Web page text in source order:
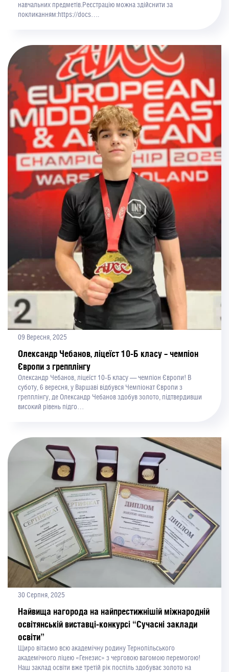
навчальних предметів.Реєстрацію можна здійснити за
покликанням:https://docs….
09 Вересня, 2025
Олександр Чебанов, ліцеїст 10-Б класу – чемпіон
Європи з грепплінгу
Олександр Чебанов, ліцеїст 10-Б класу — чемпіон Європи! В
суботу, 6 вересня, у Варшаві відбувся Чемпіонат Європи з
грепплінгу, де Олександр Чебанов здобув золото, підтвердивши
високий рівень підго…
30 Серпня, 2025
Найвища нагорода на найпрестижнішій міжнародній
освітянській виставці-конкурсі “Сучасні заклади
освіти”
Щиро вітаємо всю академічну родину Тернопільського
академічного ліцею «Генезис» з черговою вагомою перемогою!
Наш заклад освіти вже третій рік поспіль здобуває золото на